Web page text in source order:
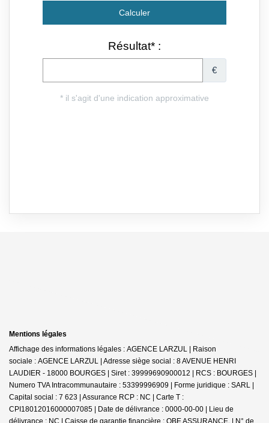
Mentions légales
Affichage des informations légales : AGENCE LARZUL | Raison
sociale : AGENCE LARZUL | Adresse siège social : 8 AVENUE HENRI
LAUDIER - 18000 BOURGES | Siret : 39999690900012 | RCS : BOURGES |
Numero TVA Intracommunautaire : 53399996909 | Forme juridique : SARL |
Capital social : 7 623 | Assurance RCP : NC | Carte T :
CPI18012016000007085 | Date de délivrance : 0000-00-00 | Lieu de
délivrance : NC | Caisse de garantie financière : QBE ASSURANCE. | N° de